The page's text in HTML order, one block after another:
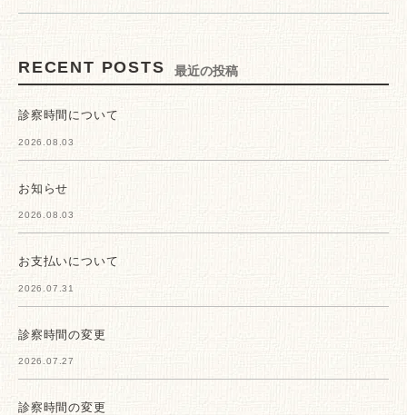
RECENT POSTS 最近の投稿
診察時間について
2026.08.03
お知らせ
2026.08.03
お支払いについて
2026.07.31
診察時間の変更
2026.07.27
診察時間の変更